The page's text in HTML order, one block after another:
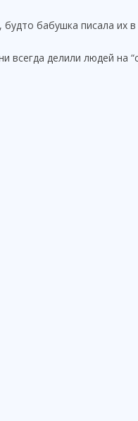
бабушка писала их в
всегда делили людей на